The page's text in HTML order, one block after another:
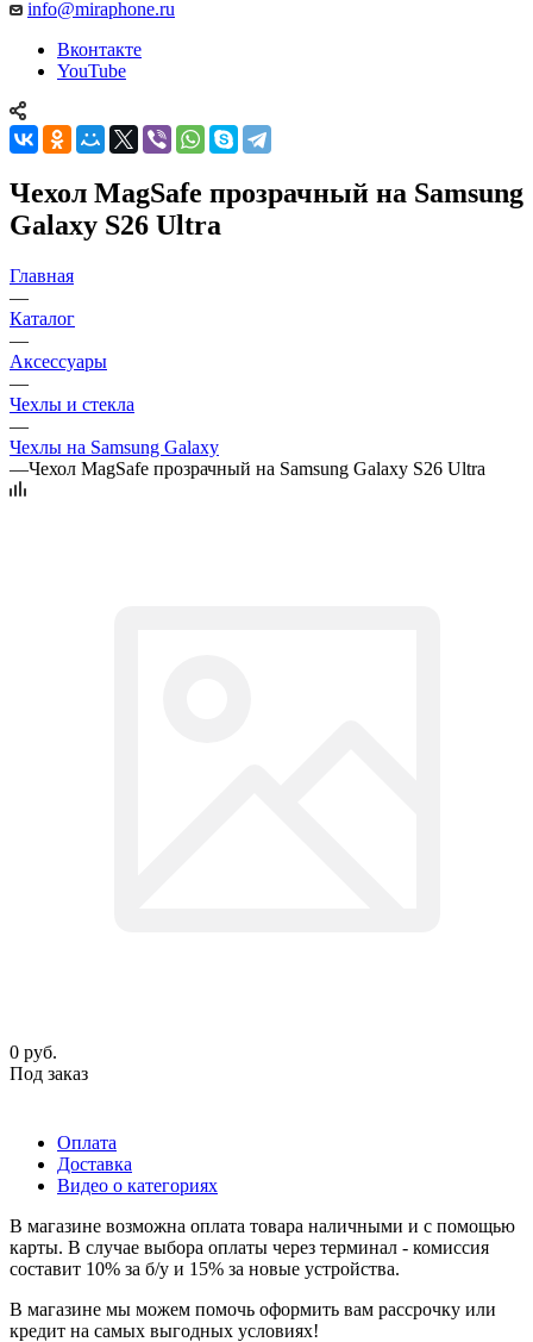
info@miraphone.ru
Вконтакте
YouTube
Чехол MagSafe прозрачный на Samsung
Galaxy S26 Ultra
Главная
—
Каталог
—
Аксессуары
—
Чехлы и стекла
—
Чехлы на Samsung Galaxy
—Чехол MagSafe прозрачный на Samsung Galaxy S26 Ultra
0 руб.
Под заказ
Оплата
Доставка
Видео о категориях
В магазине возможна оплата товара наличными и с помощью
карты. В случае выбора оплаты через терминал - комиссия
составит 10% за б/у и 15% за новые устройства.
В магазине мы можем помочь оформить вам рассрочку или
кредит на самых выгодных условиях!